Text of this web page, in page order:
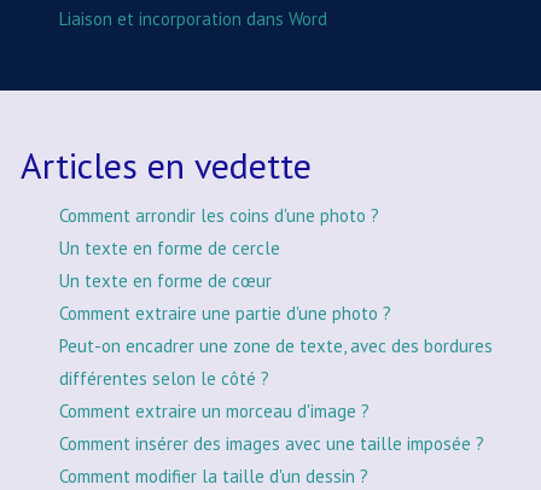
Liaison et incorporation dans Word
Articles en vedette
Comment arrondir les coins d'une photo ?
Un texte en forme de cercle
Un texte en forme de cœur
Comment extraire une partie d'une photo ?
Peut-on encadrer une zone de texte, avec des bordures
différentes selon le côté ?
Comment extraire un morceau d'image ?
Comment insérer des images avec une taille imposée ?
Comment modifier la taille d'un dessin ?